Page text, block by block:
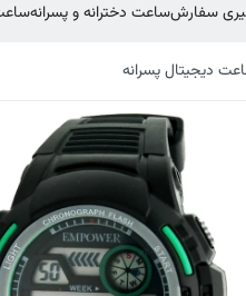
سفارشساعت دخترانه و پسرانه
دیجیتال پسرانه